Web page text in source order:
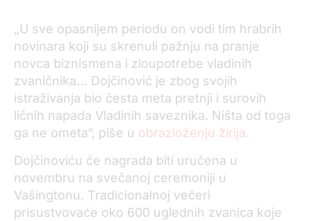
„U sve opasnijem periodu on vodi tim hrabrih
novinara koji su skrenuli pažnju na pranje
novca biznismena i zloupotrebe vladinih
zvaničnika… Dojčinović je zbog svojih
istraživanja bio česta meta pretnji i surovih
ličnih napada Vladinih saveznika. Ništa od toga
ga ne ometa“, piše u obrazloženju žirija.
Dojčinoviću će nagrada biti uručena u
novembru na svečanoj ceremoniji u
Vašingtonu. Tradicionalnoj večeri
prisustvovaće oko 600 uglednih zvanica koje